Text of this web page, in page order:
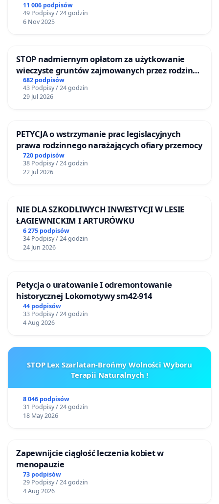
11 006 podpisów
49 Podpisy / 24 godzin
6 Nov 2025
STOP nadmiernym opłatom za użytkowanie
wieczyste gruntów zajmowanych przez rodzinne
ogrody działkowe.
682 podpisów
43 Podpisy / 24 godzin
29 Jul 2026
PETYCJA o wstrzymanie prac legislacyjnych
prawa rodzinnego narażających ofiary przemocy
720 podpisów
38 Podpisy / 24 godzin
22 Jul 2026
NIE DLA SZKODLIWYCH INWESTYCJI W LESIE
ŁAGIEWNICKIM I ARTURÓWKU
6 275 podpisów
34 Podpisy / 24 godzin
24 Jun 2026
Petycja o uratowanie I odremontowanie
historycznej Lokomotywy sm42-914
44 podpisów
33 Podpisy / 24 godzin
4 Aug 2026
STOP Lex Szarlatan-Brońmy Wolności Wyboru
Terapii Naturalnych !
8 046 podpisów
31 Podpisy / 24 godzin
18 May 2026
Zapewnijcie ciągłość leczenia kobiet w
menopauzie
73 podpisów
29 Podpisy / 24 godzin
4 Aug 2026